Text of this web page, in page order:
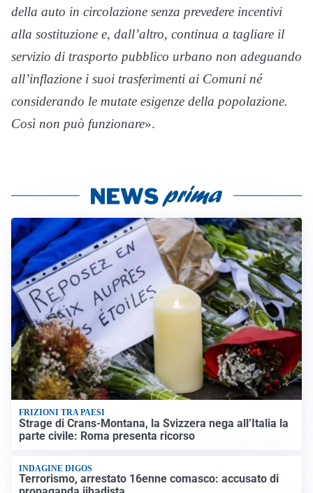
della auto in circolazione senza prevedere incentivi
alla sostituzione e, dall’altro, continua a tagliare il
servizio di trasporto pubblico urbano non adeguando
all’inflazione i suoi trasferimenti ai Comuni né
considerando le mutate esigenze della popolazione.
Così non può funzionare».
FRIZIONI TRA PAESI
Strage di Crans-Montana, la Svizzera nega all’Italia la
parte civile: Roma presenta ricorso
INDAGINE DIGOS
Terrorismo, arrestato 16enne comasco: accusato di